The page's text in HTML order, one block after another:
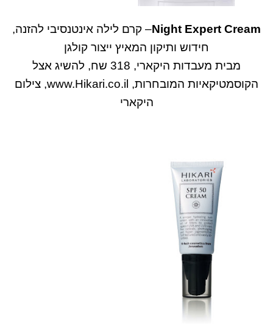
Night Expert Cream– קרם לילה אינטנסיבי להזנה,
חידוש ותיקון המאיץ ייצור קולגן
מבית מעבדות היקארי, 318 שח, להשיג אצל
הקוסמטיקאיות המובחרות, www.Hikari.co.il, צילום
היקארי